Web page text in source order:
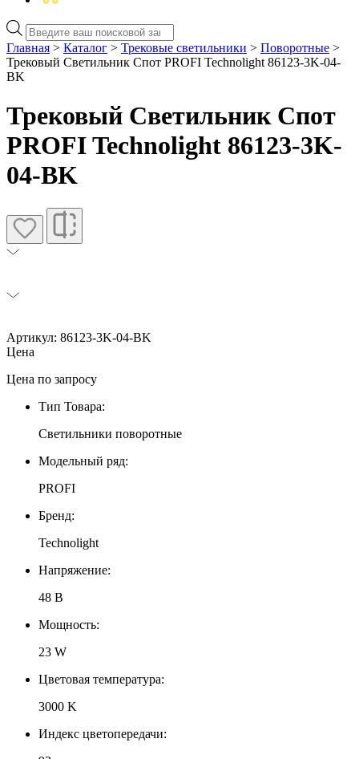
Поиск
товаров
Главная > Каталог > Трековые светильники > Поворотные >
Трековый Светильник Спот PROFI Technolight 86123-3K-04-
BK
Трековый Светильник Спот
PROFI Technolight 86123-3K-
04-BK
Артикул: 86123-3K-04-BK
Цена
Цена по запросу
Тип Товара:
Светильники поворотные
Модельный ряд:
PROFI
Бренд:
Technolight
Напряжение:
48 В
Мощность:
23 W
Цветовая температура:
3000 K
Индекс цветопередачи: